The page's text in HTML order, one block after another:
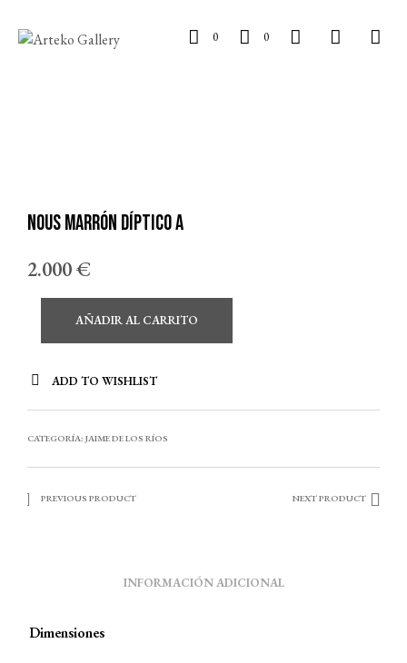
0 0
NOUS marrón díptico A
2.000€
AÑADIR AL CARRITO
ADD TO WISHLIST
CATEGORÍA: JAIME DE LOS RÍOS
PREVIOUS PRODUCT NEXT PRODUCT
INFORMACIÓN ADICIONAL
Dimensiones